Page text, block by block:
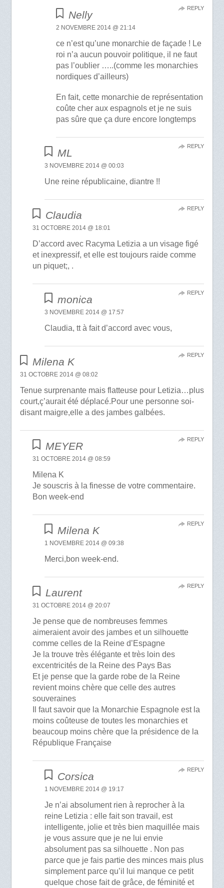
Nelly
2 NOVEMBRE 2014 @ 21:14
ce n’est qu’une monarchie de façade ! Le
roi n’a aucun pouvoir politique, il ne faut
pas l’oublier …..(comme les monarchies
nordiques d’ailleurs)
En fait, cette monarchie de représentation
coûte cher aux espagnols et je ne suis
pas sûre que ça dure encore longtemps
REPLY
ML
3 NOVEMBRE 2014 @ 00:03
Une reine républicaine, diantre !!
REPLY
Claudia
31 OCTOBRE 2014 @ 18:01
D’accord avec Racyma Letizia a un visage figé
et inexpressif, et elle est toujours raide comme
un piquet;, .
REPLY
monica
3 NOVEMBRE 2014 @ 17:57
Claudia, tt à fait d’accord avec vous,
REPLY
Milena K
31 OCTOBRE 2014 @ 08:02
Tenue surprenante mais flatteuse pour Letizia…plus
court,ç’aurait été déplacé.Pour une personne soi-
disant maigre,elle a des jambes galbées.
REPLY
MEYER
31 OCTOBRE 2014 @ 08:59
Milena K
Je souscris à la finesse de votre commentaire.
Bon week-end
REPLY
Milena K
1 NOVEMBRE 2014 @ 09:38
Merci,bon week-end.
REPLY
Laurent
31 OCTOBRE 2014 @ 20:07
Je pense que de nombreuses femmes
aimeraient avoir des jambes et un silhouette
comme celles de la Reine d’Espagne
Je la trouve très élégante et très loin des
excentricités de la Reine des Pays Bas
Et je pense que la garde robe de la Reine
revient moins chère que celle des autres
souveraines
Il faut savoir que la Monarchie Espagnole est la
moins coûteuse de toutes les monarchies et
beaucoup moins chère que la présidence de la
République Française
REPLY
Corsica
1 NOVEMBRE 2014 @ 19:17
Je n’ai absolument rien à reprocher à la
reine Letizia : elle fait son travail, est
intelligente, jolie et très bien maquillée mais
je vous assure que je ne lui envie
absolument pas sa silhouette . Non pas
parce que je fais partie des minces mais plus
simplement parce qu’il lui manque ce petit
quelque chose fait de grâce, de féminité et
REPLY